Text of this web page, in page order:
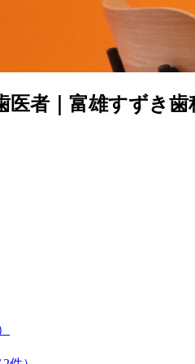
医者｜富雄すずき歯